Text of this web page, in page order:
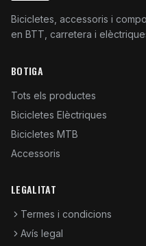
Bicicletes, accessoris i
en BTT, carretera i
BOTIGA
Tots els productes
Bicicletes Elèctriques
Bicicletes MTB
Accessoris
LEGALITAT
Termes i condicions
Avís legal